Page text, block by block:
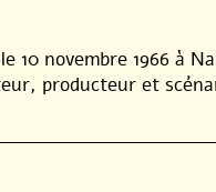
10 novembre 1966 à
producteur et